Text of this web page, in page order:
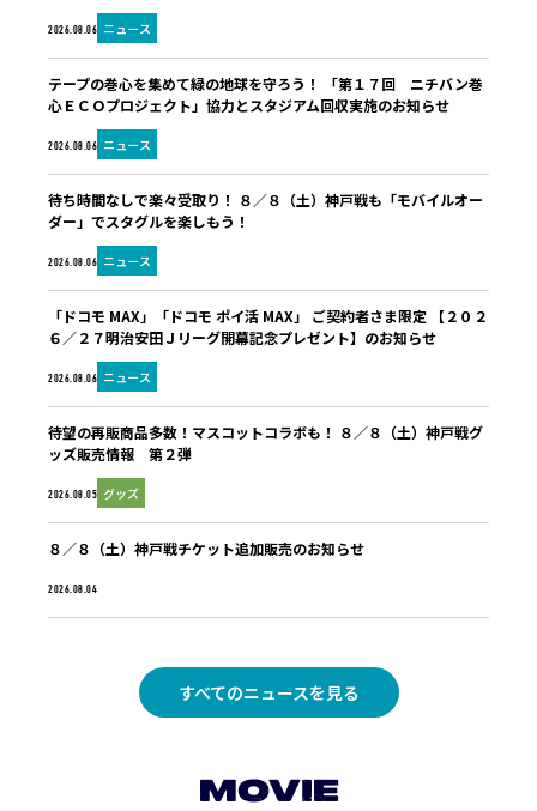
2026.08.06 ニュース
2026.08.06 ニュース
テープの巻心を集めて緑の地球を守ろう！ 「第１７回 ニチバン巻
心ＥＣＯプロジェクト」協力とスタジアム回収実施のお知らせ
2026.08.06 ニュース
待ち時間なしで楽々受取り！ ８／８（土）神戸戦も「モバイルオー
ダー」でスタグルを楽しもう！
2026.08.06 ニュース
「ドコモ MAX」「ドコモ ポイ活 MAX」 ご契約者さま限定 【２０２
６／２７明治安田Ｊリーグ開幕記念プレゼント】のお知らせ
2026.08.05 グッズ
待望の再販商品多数！マスコットコラボも！ ８／８（土）神戸戦グ
ッズ販売情報 第２弾
2026.08.04
８／８（土）神戸戦チケット追加販売のお知らせ
すべてのニュースを見る
MOVIE